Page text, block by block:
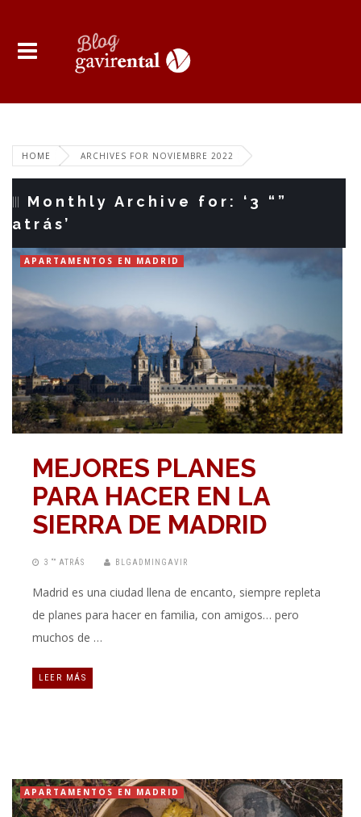
HOME ARCHIVES FOR NOVIEMBRE 2022
Monthly Archive for: ‘3 “”
atrás’
APARTAMENTOS EN MADRID
MEJORES PLANES
PARA HACER EN LA
SIERRA DE MADRID
3 “” ATRÁS BLGADMINGAVIR
Madrid es una ciudad llena de encanto, siempre repleta
de planes para hacer en familia, con amigos… pero
muchos de …
LEER MÁS
APARTAMENTOS EN MADRID